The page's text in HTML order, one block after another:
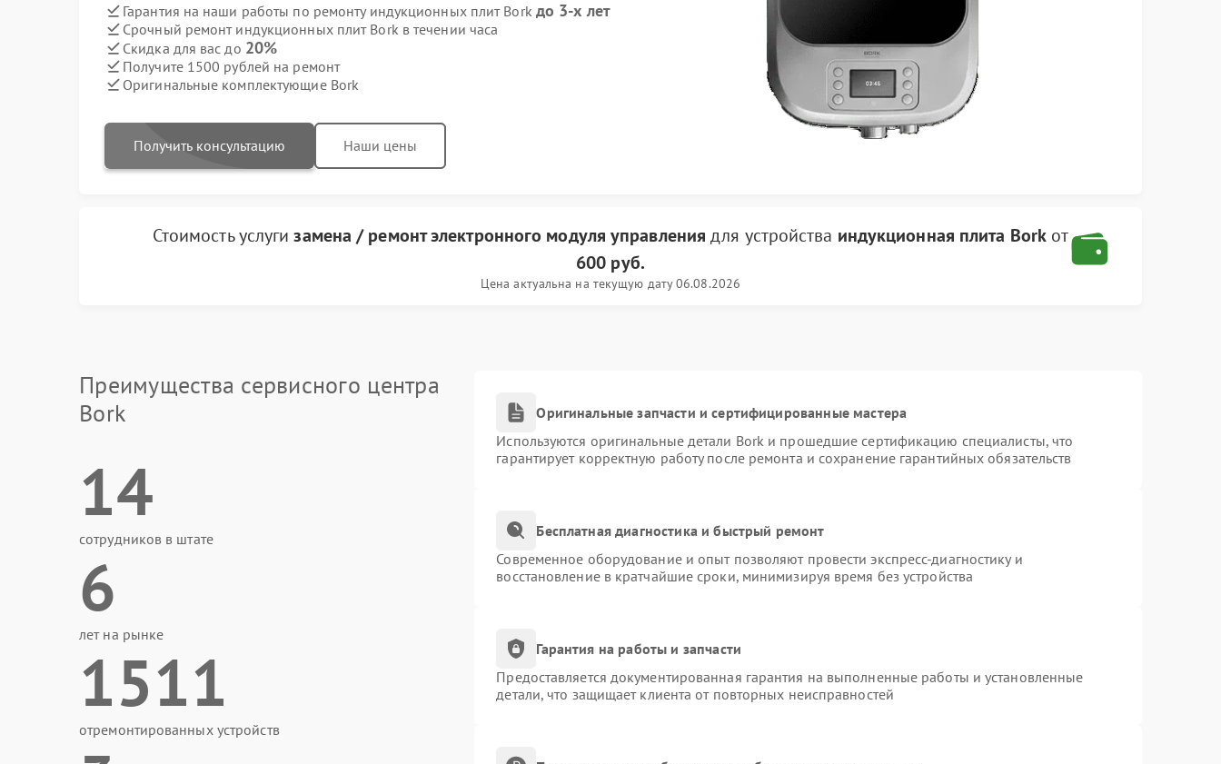
Гарантия на наши работы по ремонту индукционных плит Bork до 3-х лет
Срочный ремонт индукционных плит Bork в течении часа
Скидка для вас до 20%
Получите 1500 рублей на ремонт
Оригинальные комплектующие Bork
Получить консультацию Наши цены
Стоимость услугизамена / ремонт электронного модуля управления для устройства индукционная плита Borkот
600 руб.
Цена актуальна на текущую дату 06.08.2026
Преимущества сервисного центра
Bork
14
сотрудников в штате
6
лет на рынке
1511
отремонтированных устройств
Оригинальные запчасти и сертифицированные мастера
Используются оригинальные детали Bork и прошедшие сертификацию специалисты, что
гарантирует корректную работу после ремонта и сохранение гарантийных обязательств
Бесплатная диагностика и быстрый ремонт
Современное оборудование и опыт позволяют провести экспресс-диагностику и
восстановление в кратчайшие сроки, минимизируя время без устройства
Гарантия на работы и запчасти
Предоставляется документированная гарантия на выполненные работы и установленные
детали, что защищает клиента от повторных неисправностей